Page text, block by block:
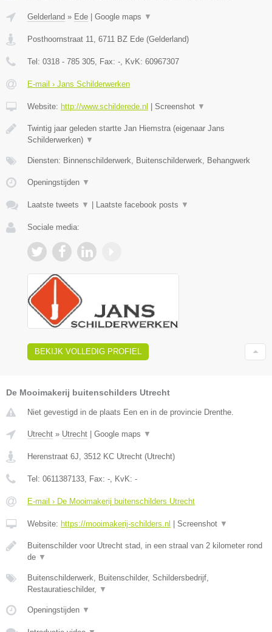
Gelderland » Ede Google maps ▼
Posthoornstraat 11 6711 BZ Ede (Gelderland)
Tel: 0318 - 785 305 , Fax: - , KvK: 60967307
E-mail › Jans Schilderwerken
Website: http://www.schilderede.nl Screenshot ▼
Twintig jaar geleden startte Jan Hiemstra (eigenaar Jans
Schilderwerken) ▼
Diensten: Binnenschilderwerk, Buitenschilderwerk, Behangwerk
Openingstijden ▼
Laatste tweets ▼ Laatste facebook posts ▼
Sociale media:
BEKIJK VOLLEDIG PROFIEL
De Mooimakerij buitenschilders Utrecht
Niet gevestigd in de plaats Een en in de provincie Drenthe.
Utrecht » Utrecht Google maps ▼
Herenstraat 6J, 3512 KC Utrecht (Utrecht)
Tel: 0611387133, Fax: -, KvK: -
E-mail › De Mooimakerij buitenschilders Utrecht
Website: https://mooimakerij-schilders.nl Screenshot ▼
Buitenschilder voor Utrecht stad, in een straal van 2 kilometer rond
de ▼
Buitenschilderwerk, Buitenschilder, Schildersbedrijf,
Restauratieschilder, ▼
Openingstijden ▼